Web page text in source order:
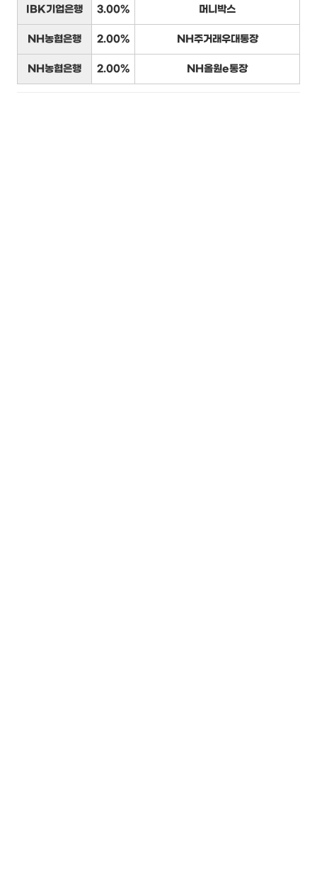
IBK기업은행 3.00% 머니박스
NH농협은행 2.00% NH주거래우대통장
NH농협은행 2.00% NH올원e통장